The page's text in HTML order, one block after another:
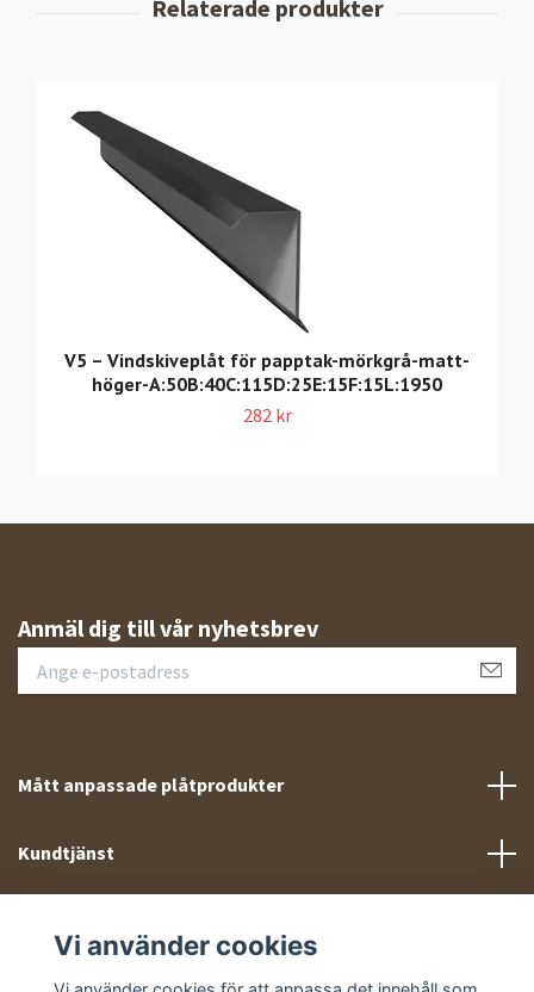
V5 – Vindskiveplåt för papptak-mörkgrå-matt-
höger-A:50B:40C:115D:25E:15F:15L:1950
282 kr
Anmäl dig till vår nyhetsbrev
Mått anpassade plåtprodukter
Kundtjänst
Vi använder cookies